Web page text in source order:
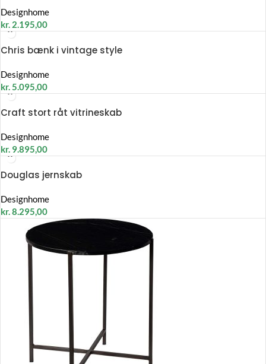
Designhome
kr. 2.195,00
Chris bænk i vintage style
Designhome
kr.5.095,00
Craft stort råt vitrineskab
Designhome
kr. 9.895,00
Douglas jernskab
Designhome
kr.8.295,00